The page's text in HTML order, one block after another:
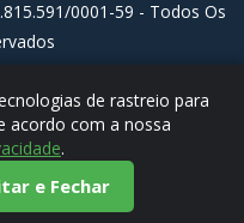
0001-59 - Todos Os
de rastreio para
acordo com a nossa
.
e Fechar